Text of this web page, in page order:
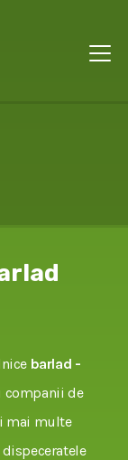
barlad -
companii de
mai multe